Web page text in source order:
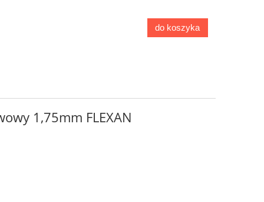
do koszyka
1,75mm FLEXAN